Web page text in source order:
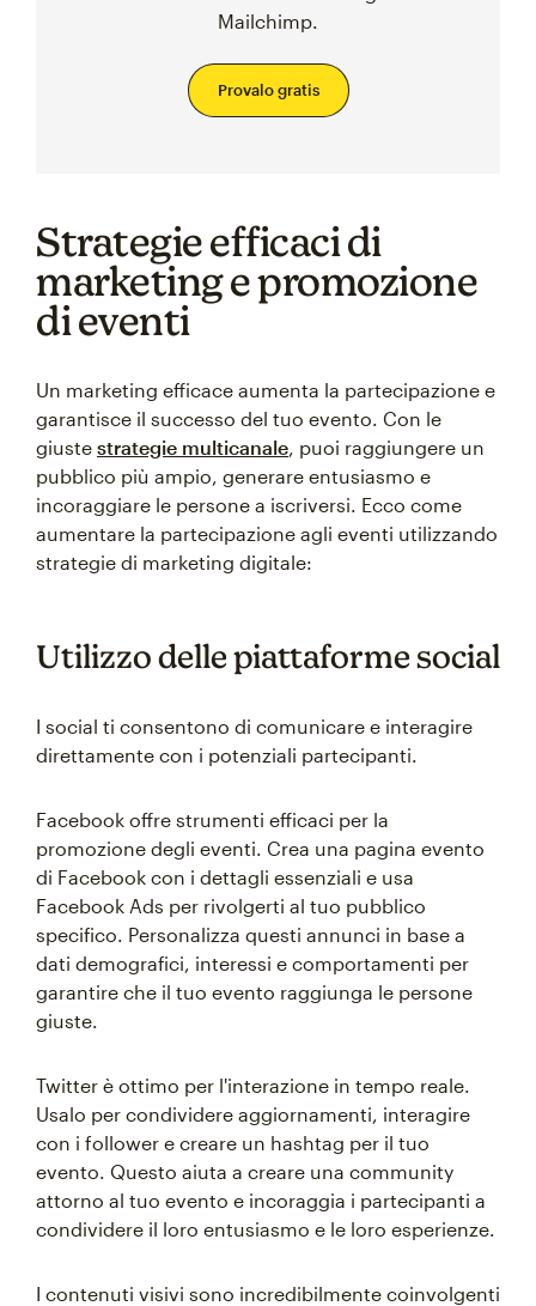
Mailchimp.
Provalo gratis
Strategie efficaci di
marketing e promozione
di eventi
Un marketing efficace aumenta la partecipazione e
garantisce il successo del tuo evento. Con le
giuste strategie multicanale, puoi raggiungere un
pubblico più ampio, generare entusiasmo e
incoraggiare le persone a iscriversi. Ecco come
aumentare la partecipazione agli eventi utilizzando
strategie di marketing digitale:
Utilizzo delle piattaforme social
I social ti consentono di comunicare e interagire
direttamente con i potenziali partecipanti.
Facebook offre strumenti efficaci per la
promozione degli eventi. Crea una pagina evento
di Facebook con i dettagli essenziali e usa
Facebook Ads per rivolgerti al tuo pubblico
specifico. Personalizza questi annunci in base a
dati demografici, interessi e comportamenti per
garantire che il tuo evento raggiunga le persone
giuste.
Twitter è ottimo per l'interazione in tempo reale.
Usalo per condividere aggiornamenti, interagire
con i follower e creare un hashtag per il tuo
evento. Questo aiuta a creare una community
attorno al tuo evento e incoraggia i partecipanti a
condividere il loro entusiasmo e le loro esperienze.
I contenuti visivi sono incredibilmente coinvolgenti